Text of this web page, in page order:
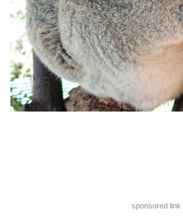
sponsored link